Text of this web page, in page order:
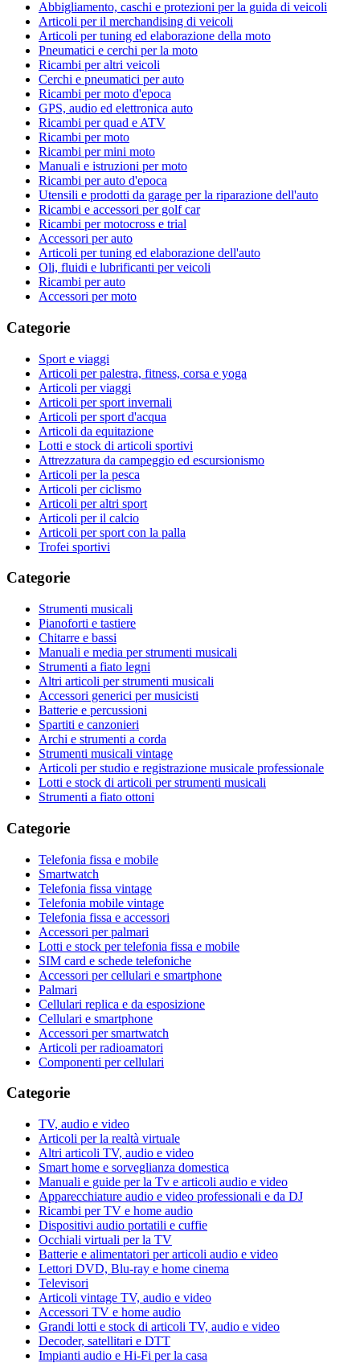
Abbigliamento, caschi e protezioni per la guida di veicoli
Articoli per il merchandising di veicoli
Articoli per tuning ed elaborazione della moto
Pneumatici e cerchi per la moto
Ricambi per altri veicoli
Cerchi e pneumatici per auto
Ricambi per moto d'epoca
GPS, audio ed elettronica auto
Ricambi per quad e ATV
Ricambi per moto
Ricambi per mini moto
Manuali e istruzioni per moto
Ricambi per auto d'epoca
Utensili e prodotti da garage per la riparazione dell'auto
Ricambi e accessori per golf car
Ricambi per motocross e trial
Accessori per auto
Articoli per tuning ed elaborazione dell'auto
Oli, fluidi e lubrificanti per veicoli
Ricambi per auto
Accessori per moto
Categorie
Sport e viaggi
Articoli per palestra, fitness, corsa e yoga
Articoli per viaggi
Articoli per sport invernali
Articoli per sport d'acqua
Articoli da equitazione
Lotti e stock di articoli sportivi
Attrezzatura da campeggio ed escursionismo
Articoli per la pesca
Articoli per ciclismo
Articoli per altri sport
Articoli per il calcio
Articoli per sport con la palla
Trofei sportivi
Categorie
Strumenti musicali
Pianoforti e tastiere
Chitarre e bassi
Manuali e media per strumenti musicali
Strumenti a fiato legni
Altri articoli per strumenti musicali
Accessori generici per musicisti
Batterie e percussioni
Spartiti e canzonieri
Archi e strumenti a corda
Strumenti musicali vintage
Articoli per studio e registrazione musicale professionale
Lotti e stock di articoli per strumenti musicali
Strumenti a fiato ottoni
Categorie
Telefonia fissa e mobile
Smartwatch
Telefonia fissa vintage
Telefonia mobile vintage
Telefonia fissa e accessori
Accessori per palmari
Lotti e stock per telefonia fissa e mobile
SIM card e schede telefoniche
Accessori per cellulari e smartphone
Palmari
Cellulari replica e da esposizione
Cellulari e smartphone
Accessori per smartwatch
Articoli per radioamatori
Componenti per cellulari
Categorie
TV, audio e video
Articoli per la realtà virtuale
Altri articoli TV, audio e video
Smart home e sorveglianza domestica
Manuali e guide per la Tv e articoli audio e video
Apparecchiature audio e video professionali e da DJ
Ricambi per TV e home audio
Dispositivi audio portatili e cuffie
Occhiali virtuali per la TV
Batterie e alimentatori per articoli audio e video
Lettori DVD, Blu-ray e home cinema
Televisori
Articoli vintage TV, audio e video
Accessori TV e home audio
Grandi lotti e stock di articoli TV, audio e video
Decoder, satellitari e DTT
Impianti audio e Hi-Fi per la casa